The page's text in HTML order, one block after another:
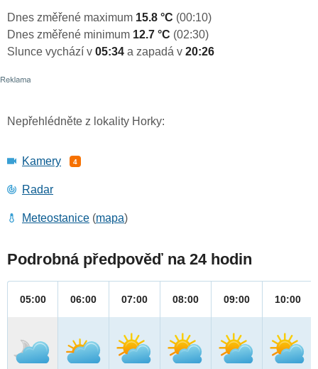
Dnes změřené maximum 15.8 °C (00:10)
Dnes změřené minimum 12.7 °C (02:30)
Slunce vychází v 05:34 a zapadá v 20:26
Nepřehlédněte z lokality Horky:
Kamery 4
Radar
Meteostanice (mapa)
Podrobná předpověď na 24 hodin
05:00 06:00 07:00 08:00 09:00 10:00